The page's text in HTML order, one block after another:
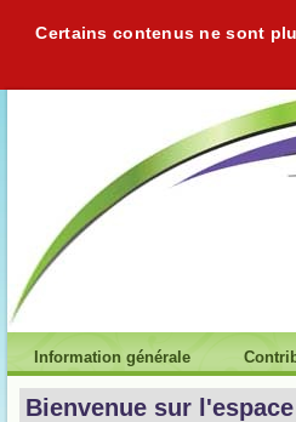
Certains contenus ne sont
Information générale
Bienvenue sur